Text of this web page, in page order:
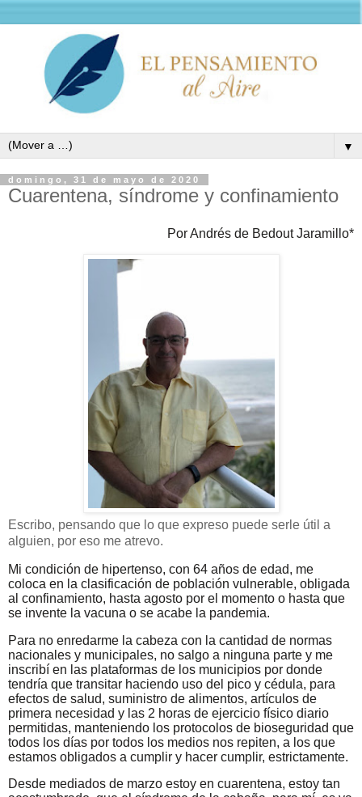
▼
domingo, 31 de mayo de 2020
Cuarentena, síndrome y confinamiento
Por Andrés de Bedout Jaramillo*
Escribo, pensando que lo que expreso puede serle útil a
alguien, por eso me atrevo.
Mi condición de hipertenso, con 64 años de edad, me
coloca en la clasificación de población vulnerable, obligada
al confinamiento, hasta agosto por el momento o hasta que
se invente la vacuna o se acabe la pandemia.
Para no enredarme la cabeza con la cantidad de normas
nacionales y municipales, no salgo a ninguna parte y me
inscribí en las plataformas de los municipios por donde
tendría que transitar haciendo uso del pico y cédula, para
efectos de salud, suministro de alimentos, artículos de
primera necesidad y las 2 horas de ejercicio físico diario
permitidas, manteniendo los protocolos de bioseguridad que
todos los días por todos los medios nos repiten, a los que
estamos obligados a cumplir y hacer cumplir, estrictamente.
Desde mediados de marzo estoy en cuarentena, estoy tan